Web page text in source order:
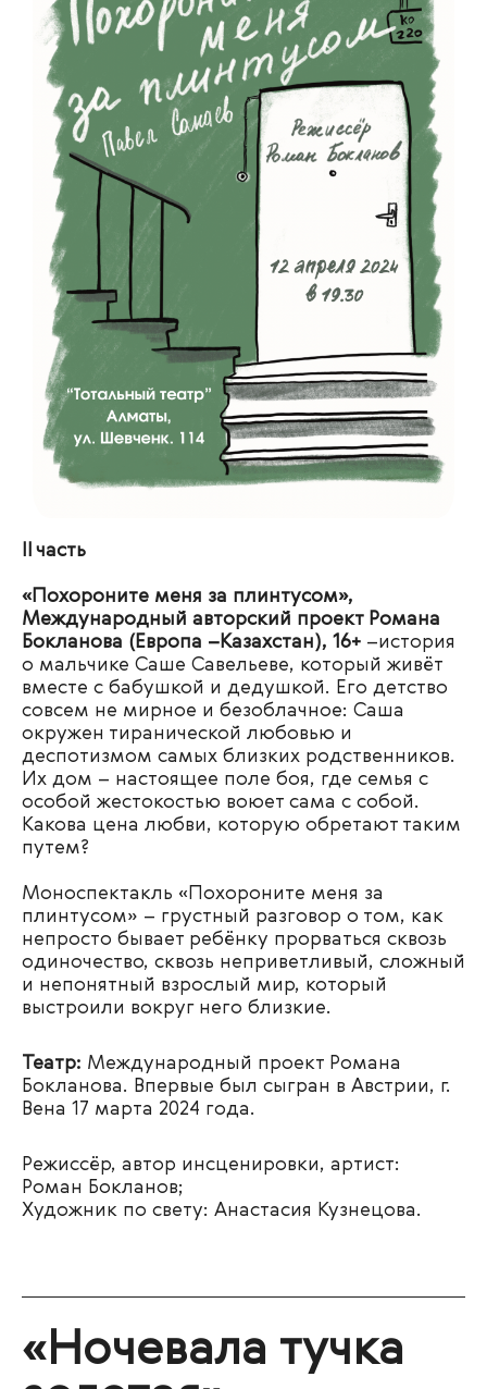
II часть
«Похороните меня за плинтусом»,
Международный авторский проект Романа
Бокланова (Европа –Казахстан), 16+ –история
о мальчике Саше Савельеве, который живёт
вместе с бабушкой и дедушкой. Его детство
совсем не мирное и безоблачное: Саша
окружен тиранической любовью и
деспотизмом самых близких родственников.
Их дом – настоящее поле боя, где семья с
особой жестокостью воюет сама с собой.
Какова цена любви, которую обретают таким
путем?
Моноспектакль «Похороните меня за
плинтусом» – грустный разговор о том, как
непросто бывает ребёнку прорваться сквозь
одиночество, сквозь неприветливый, сложный
и непонятный взрослый мир, который
выстроили вокруг него близкие.
Театр: Международный проект Романа
Бокланова. Впервые был сыгран в Австрии, г.
Вена 17 марта 2024 года.
Режиссёр, автор инсценировки, артист:
Роман Бокланов;
Художник по свету: Анастасия Кузнецова.
«Ночевала тучка